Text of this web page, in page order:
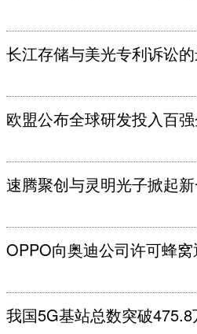
长江存储与美光专利诉讼
欧盟公布全球研发投入百
速腾聚创与灵明光子掀起
OPPO向奥迪公司许可蜂
我国5G基站总数突破